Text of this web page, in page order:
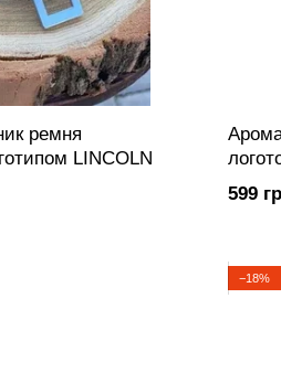
ремня
LINCOLN
599
−18%